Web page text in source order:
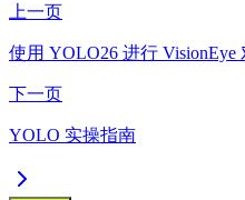
上一页
使用 YOLO26 进行 VisionEye
下一页
YOLO 实操指南